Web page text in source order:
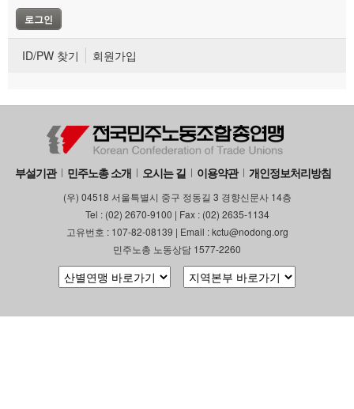
ID/PW 찾기 회원가입
부설기관 민주노총 소개 오시는 길 이용약관 개인정보처리방침
(우) 04518 서울특별시 중구 정동길 3 경향신문사 14층
Tel : (02) 2670-9100 | Fax : (02) 2635-1134
고유번호 : 107-82-08139 | Email : kctu@nodong.org
민주노총 노동상담 1577-2260